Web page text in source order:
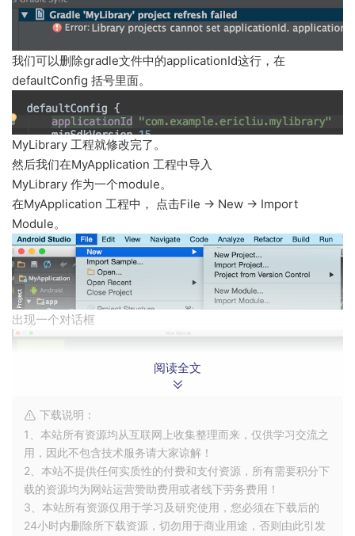
我们可以删除gradle文件中的applicationId这行，在
defaultConfig 括号里面。
MyLibrary 工程就修改完了。
然后我们在MyApplication 工程中导入
MyLibrary 作为一个module。
在MyApplication 工程中， 点击File -> New -> Import
Module。
出现一个对话框
从MyLibrary工程中找到你想要导入的Module目录。通常它是
app module除非你给了它另一个名称。
阅读全文
下载说明：
1、本站所有资源均从互联网上收集整理而来，仅供学习交流之
用，因此不包含技术服务请大家谅解！
2、本站不提供任何实质性的付费和支付资源，所有需要积分下
载的资源均为网站运营赞助费用或者线下劳务费用！
3、本站所有资源仅用于学习及研究使用，您必须在下载后的
24小时内删除所下载资源，切勿用于商业用途，否则由此引发